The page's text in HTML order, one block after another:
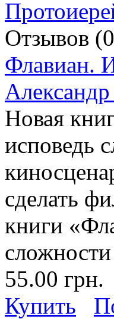
Отзывов
Флавиан.
Новая
исповедь
сделать
книги
55.00 грн.
Купить